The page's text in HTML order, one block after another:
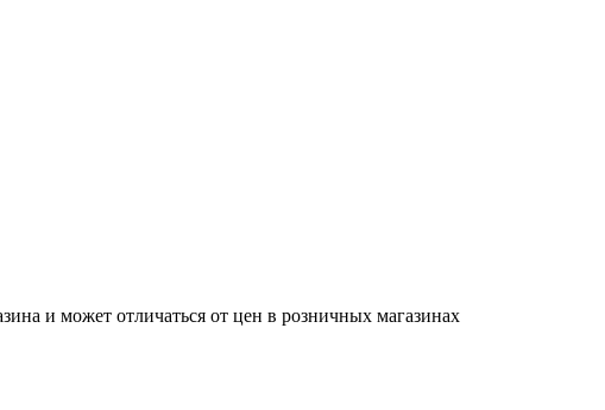
и может отличаться от цен в розничных магазинах